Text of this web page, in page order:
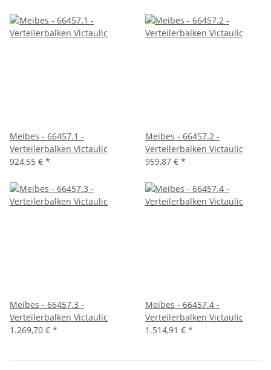
Meibes - 66457.1 -
Verteilerbalken Victaulic
924,55 € *
Meibes - 66457.2 -
Verteilerbalken Victaulic
959,87 € *
Meibes - 66457.3 -
Verteilerbalken Victaulic
1.269,70 € *
Meibes - 66457.4 -
Verteilerbalken Victaulic
1.514,91 € *